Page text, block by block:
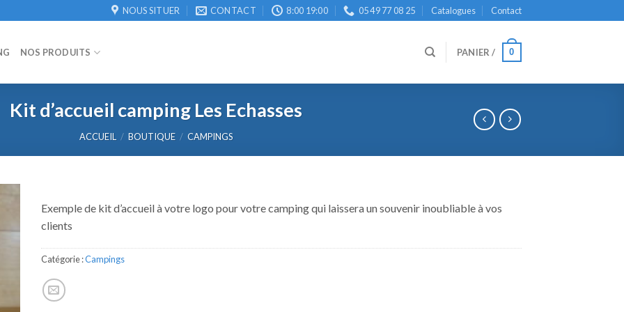
NOUS SITUER CONTACT 8:00 19:00 05 49 77 08 25 Catalogues Contact
NOS PRODUITS PANIER / 0
Kit d’accueil camping Les Echasses
ACCUEIL / BOUTIQUE / CAMPINGS
Exemple de kit d’accueil à votre logo pour votre camping qui laissera un souvenir inoubliable à vos
clients
Catégorie :Campings